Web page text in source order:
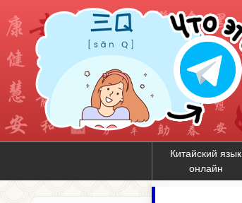
Китайский язык
онлайн